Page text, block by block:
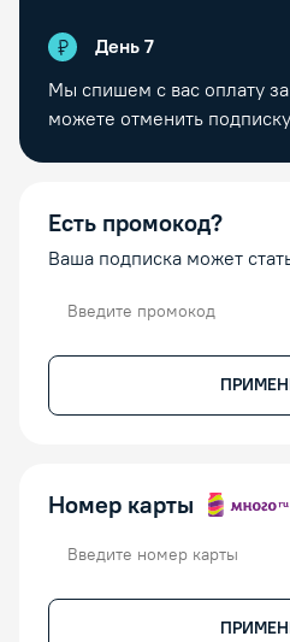
День 7
Мы спишем с вас оплату
можете отменить
Есть промокод?
Ваша подписка может
Номер карты